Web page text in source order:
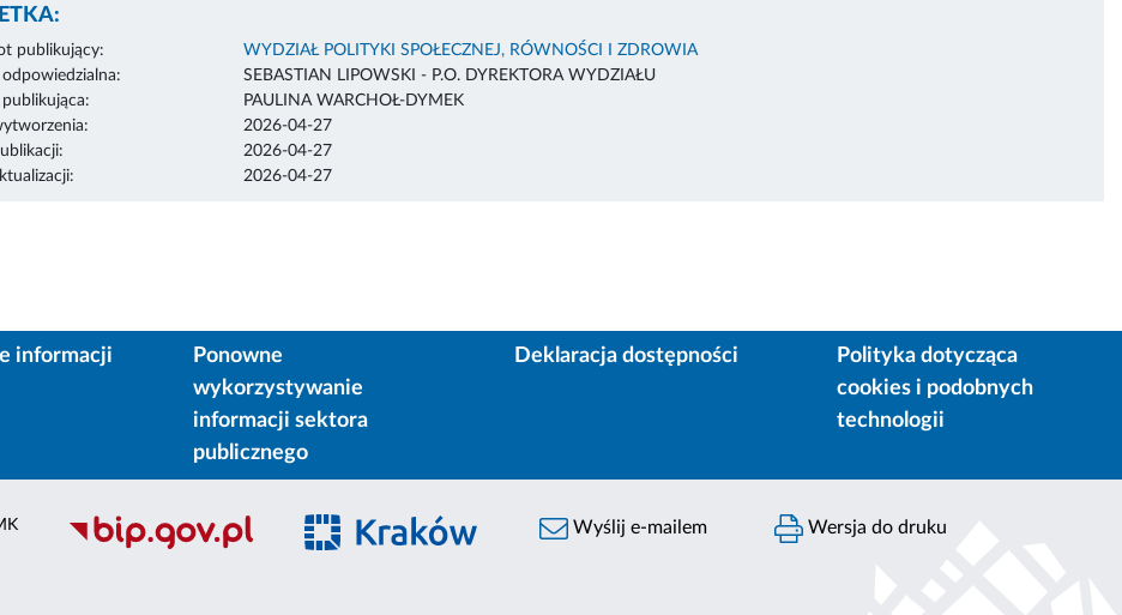
publikujący:
WYDZIAŁ POLITYKI SPOŁECZNEJ, RÓWNOŚCI I ZDROWIA
SEBASTIAN LIPOWSKI - P.O. DYREKTORA WYDZIAŁU
PAULINA WARCHOŁ-DYMEK
2026-04-27
2026-04-27
2026-04-27
informacji
Ponowne
wykorzystywanie
informacji sektora
publicznego
Deklaracja dostępności
Polityka dotycząca
cookies i podobnych
technologii
Wyślij e-mailem Wersja do druku